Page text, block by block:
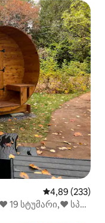
საშუალო
4,89 (233)
სტუმარი,❤️ სპა,